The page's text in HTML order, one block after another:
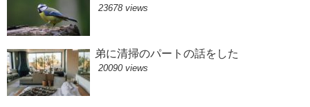
23678 views
弟に清掃のパートの話をした
20090 views